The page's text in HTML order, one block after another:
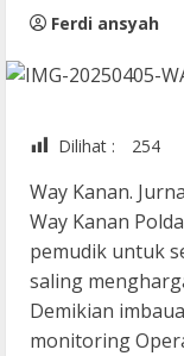
Ferdi ansyah
Dilihat : 254
Way Kanan.
Way Kanan
pemudik untuk
saling
Demikian
monitoring